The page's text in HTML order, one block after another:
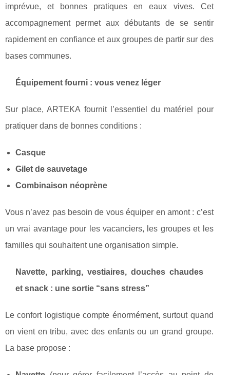
imprévue, et bonnes pratiques en eaux vives. Cet
accompagnement permet aux débutants de se sentir
rapidement en confiance et aux groupes de partir sur des
bases communes.
Équipement fourni : vous venez léger
Sur place, ARTEKA fournit l’essentiel du matériel pour
pratiquer dans de bonnes conditions :
Casque
Gilet de sauvetage
Combinaison néoprène
Vous n’avez pas besoin de vous équiper en amont : c’est
un vrai avantage pour les vacanciers, les groupes et les
familles qui souhaitent une organisation simple.
Navette, parking, vestiaires, douches chaudes
et snack : une sortie “sans stress”
Le confort logistique compte énormément, surtout quand
on vient en tribu, avec des enfants ou un grand groupe.
La base propose :